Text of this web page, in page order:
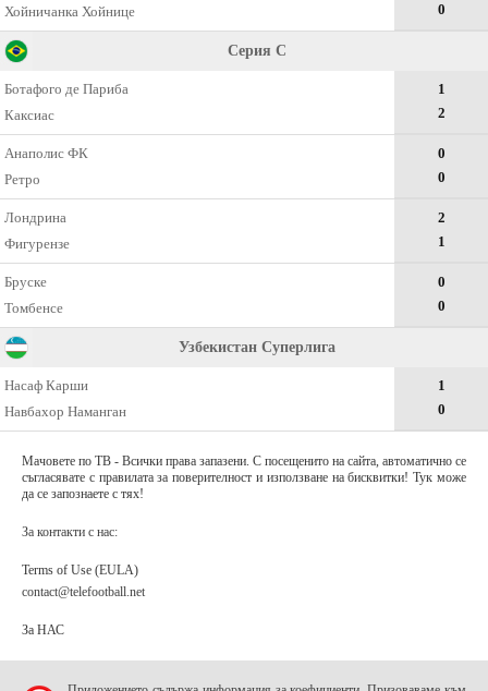
Хойничанка Хойнице
0
Серия C
Ботафого де Париба
Каксиас
1
2
Анаполис ФК
Ретро
0
0
Лондрина
Фигурензе
2
1
Бруске
Томбенсе
0
0
Узбекистан Суперлига
Насаф Карши
Навбахор Наманган
1
0
Мачовете по ТВ - Всички права запазени. С посещенито на сайта, автоматично се
съгласявате с правилата за поверителност и използване на бисквитки! Тук може
да се запознаете с тях!
За контакти с нас:
Terms of Use (EULA)
contact@telefootball.net
За НАС